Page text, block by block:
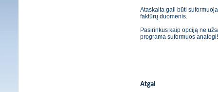
Ataskaita gali būti
faktūrų duomenis.
Pasirinkus kaip opciją ne
programa suformuos
Atgal